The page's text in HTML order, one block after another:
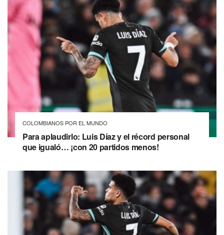
COLOMBIANOS POR EL MUNDO
Para aplaudirlo: Luis Díaz y el récord personal
que igualó… ¡con 20 partidos menos!